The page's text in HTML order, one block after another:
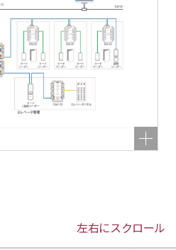
左右にスクロール